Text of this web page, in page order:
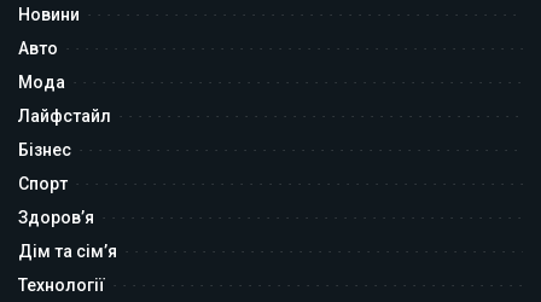
Новини
Авто
Мода
Лайфстайл
Бізнес
Спорт
Здоров’я
Дім та сім’я
Технології